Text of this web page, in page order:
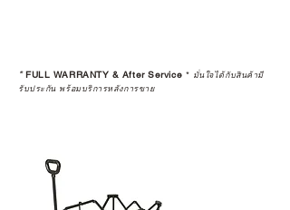
*FULL WARRANTY & After Service * มั่นใจได้กับสินค้ามี
รับประกัน พร้อมบริการหลังการขาย